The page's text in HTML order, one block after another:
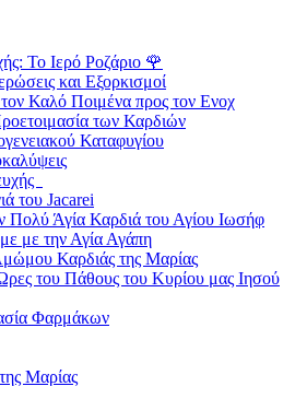
Το Ιερό Ροζάριο 🌹
και Εξορκισμοί
Καλό Ποιμένα προς τον Ενοχ
των Καρδιών
Καταφυγίου
του Jacarei
Άγία Καρδιά του Αγίου Ιωσήφ
με την Αγία Αγάπη
Καρδιάς της Μαρίας
του Πάθους του Κυρίου μας Ιησού
Φαρμάκων
Μαρίας